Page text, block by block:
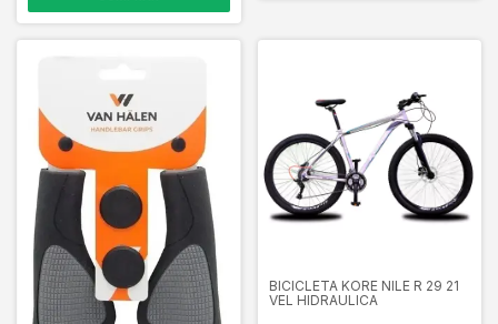
BICICLETA KORE NILE R 29 21
VEL HIDRAULICA